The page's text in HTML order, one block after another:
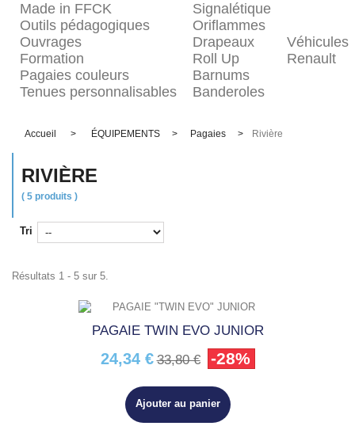
Made in FFCK
Outils pédagogiques
Ouvrages
Formation
Pagaies couleurs
Tenues personnalisables
Signalétique
Oriflammes
Drapeaux
Roll Up
Barnums
Banderoles
Véhicules
Renault
Accueil > ÉQUIPEMENTS > Pagaies > Rivière
RIVIÈRE
( 5 produits )
Tri
Résultats 1 - 5 sur 5.
PAGAIE TWIN EVO JUNIOR
24,34 € 33,80 € -28%
Ajouter au panier